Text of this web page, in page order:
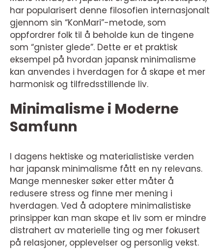
har popularisert denne filosofien internasjonalt
gjennom sin “KonMari”-metode, som
oppfordrer folk til å beholde kun de tingene
som “gnister glede”. Dette er et praktisk
eksempel på hvordan japansk minimalisme
kan anvendes i hverdagen for å skape et mer
harmonisk og tilfredsstillende liv.
Minimalisme i Moderne
Samfunn
I dagens hektiske og materialistiske verden
har japansk minimalisme fått en ny relevans.
Mange mennesker søker etter måter å
redusere stress og finne mer mening i
hverdagen. Ved å adoptere minimalistiske
prinsipper kan man skape et liv som er mindre
distrahert av materielle ting og mer fokusert
på relasjoner, opplevelser og personlig vekst.